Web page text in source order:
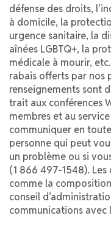
défense des droits,
à domicile, la
urgence sanitaire, la
aînées LGBTQ+, la
médicale à mourir,
rabais offerts par nos
renseignements sont
trait aux conférences
membres et au
communiquer en
personne qui peut
un problème ou si
(1 866 497-1548).
comme la
conseil
communications avec